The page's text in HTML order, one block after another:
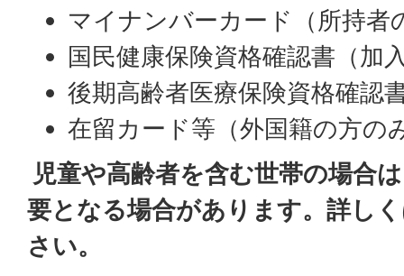
マイナンバーカード（所持者
国民健康保険資格確認書（加
後期高齢者医療保険資格確認
在留カード等（外国籍の方の
児童や高齢者を含む世帯の場合
要となる場合があります。詳し
さい。